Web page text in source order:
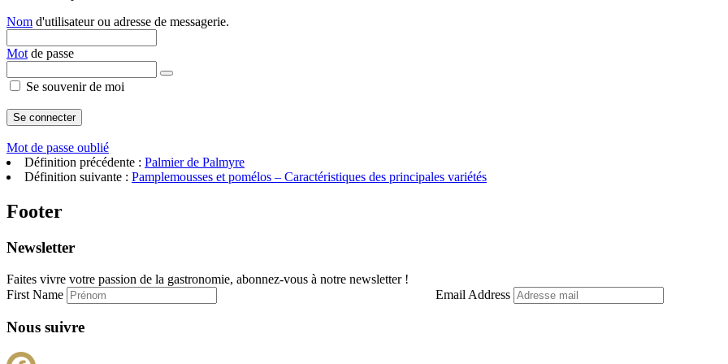
Nom d'utilisateur ou adresse de messagerie.
Mot de passe
Se souvenir de moi
Mot de passe oublié
Définition précédente : Palmier de Palmyre
Définition suivante : Pamplemousses et pomélos – Caractéristiques des principales variétés
Footer
Newsletter
Faites vivre votre passion de la gastronomie, abonnez-vous à notre newsletter !
First Name
Email Address
Nous suivre